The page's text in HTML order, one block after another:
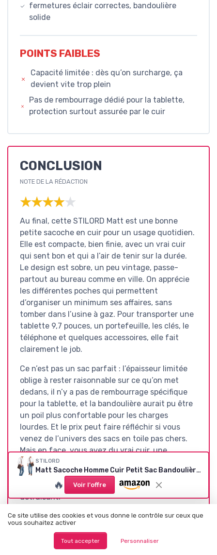
fermetures éclair correctes, bandoulière
solide
POINTS FAIBLES
Capacité limitée : dès qu’on surcharge, ça
devient vite trop plein
Pas de rembourrage dédié pour la tablette,
protection surtout assurée par le cuir
CONCLUSION
NOTE DE LA RÉDACTION
★★★★★
★★★★★
Au final, cette STILORD Matt est une bonne
petite sacoche en cuir pour un usage quotidien.
Elle est compacte, bien finie, avec un vrai cuir
qui sent bon et qui a l’air de tenir sur la durée.
Le design est sobre, un peu vintage, passe-
partout au bureau comme en ville. On apprécie
les différentes poches qui permettent
d’organiser un minimum ses affaires, sans
tomber dans l’usine à gaz. Pour transporter une
tablette 9,7 pouces, un portefeuille, les clés, le
téléphone et quelques accessoires, elle fait
clairement le job.
Ce n’est pas un sac parfait : l’épaisseur limitée
oblige à rester raisonnable sur ce qu’on met
dedans, il n’y a pas de rembourrage spécifique
pour la tablette, et la bandoulière aurait pu être
un poil plus confortable pour les charges
lourdes. Et le prix peut faire réfléchir si vous
venez de l’univers des sacs en toile pas chers.
Mais en face, vous avez du vrai cuir, une
construction sérieuse et un produit qui a de
bonnes chances de vous accompagner plusieurs
années en se patinant plutôt qu’en se
détruisant.
Pour résumer : je le recommande à ceux qui
tous les jours, avec un style discret et une vraie
matière. Si vous avez besoin de transporter un
STILORD
Matt Sacoche Homme Cuir Petit Sac Bandoulière Homme Cuir Véritable Besace Pochette Sacs à Main Vintage Sacs d'épaule pour Business Voyage, Tablette 9,7 Pouces Couleur:Mocca - Marron foncé Calais - Marron
🔥 Voir l'offre
Ce site utilise des cookies et vous donne le contrôle sur ceux que
vous souhaitez activer
Tout accepter Personnaliser